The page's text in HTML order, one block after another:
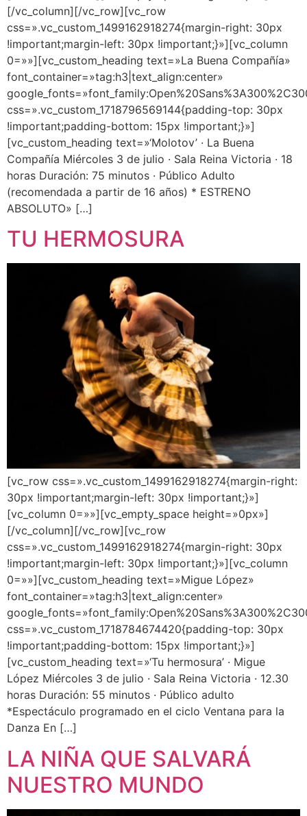
[/vc_column][/vc_row][vc_row
css=».vc_custom_1499162918274{margin-right: 30px
!important;margin-left: 30px !important;}»][vc_column
0=»»][vc_custom_heading text=»La Buena Compañía»
font_container=»tag:h3|text_align:center»
css=».vc_custom_1718796569144{padding-top: 30px
!important;padding-bottom: 15px !important;}»]
[vc_custom_heading text=»‘Molotov’ · La Buena
Compañía Miércoles 3 de julio · Sala Reina Victoria · 18
horas Duración: 75 minutos · Público Adulto
(recomendada a partir de 16 años) * ESTRENO
ABSOLUTO» […]
TU HERMOSURA
[vc_row css=».vc_custom_1499162918274{margin-right:
30px !important;margin-left: 30px !important;}»]
[vc_column 0=»»][vc_empty_space height=»0px»]
[/vc_column][/vc_row][vc_row
css=».vc_custom_1499162918274{margin-right: 30px
!important;margin-left: 30px !important;}»][vc_column
0=»»][vc_custom_heading text=»Migue López»
font_container=»tag:h3|text_align:center»
css=».vc_custom_1718784674420{padding-top: 30px
!important;padding-bottom: 15px !important;}»]
[vc_custom_heading text=»‘Tu hermosura’ · Migue
López Miércoles 3 de julio · Sala Reina Victoria · 12.30
horas Duración: 55 minutos · Público adulto
*Espectáculo programado en el ciclo Ventana para la
Danza En […]
LA NIÑA QUE SALVARÁ
NUESTRO MUNDO